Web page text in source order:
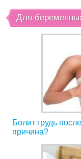
Для
Болит грудь
причина?